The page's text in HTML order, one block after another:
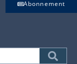
Abonnement